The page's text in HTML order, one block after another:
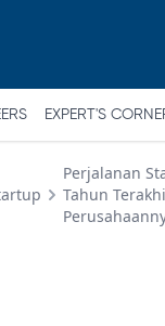
EXPERT'S
Perjalanan
Tahun